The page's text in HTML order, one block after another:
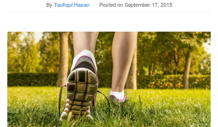
By Taufiqul Hasan Posted onSeptember 17, 2015